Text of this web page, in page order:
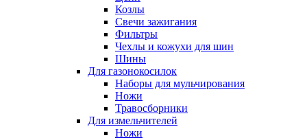
Козлы
Свечи зажигания
Фильтры
Чехлы и кожухи для шин
Шины
Для газонокосилок
Наборы для мульчирования
Ножи
Травосборники
Для измельчителей
Ножи